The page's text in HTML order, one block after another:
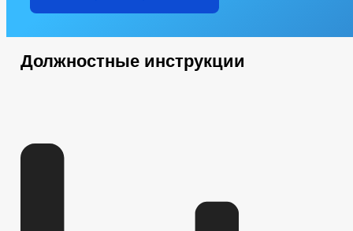
Должностные инструкции